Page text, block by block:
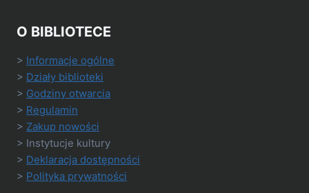
O BIBLIOTECE
> Informacje ogólne
> Działy biblioteki
> Godziny otwarcia
> Regulamin
> Zakup nowości
> Instytucje kultury
> Deklaracja dostępności
> Polityka prywatności